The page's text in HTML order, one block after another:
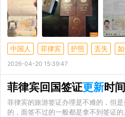
中国人 菲律宾 护照 丢失
2026-04-20 15:39:47
菲律宾回国签证更新时间
菲律宾的旅游签证办理是不难的，但
的，面签不过的一般都是拿不到签证